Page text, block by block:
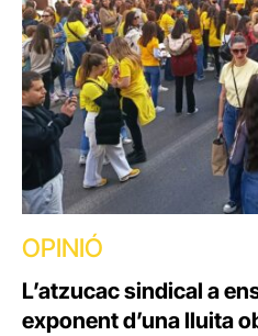
OPINIÓ
L’atzucac sindical a
exponent d’una lluita